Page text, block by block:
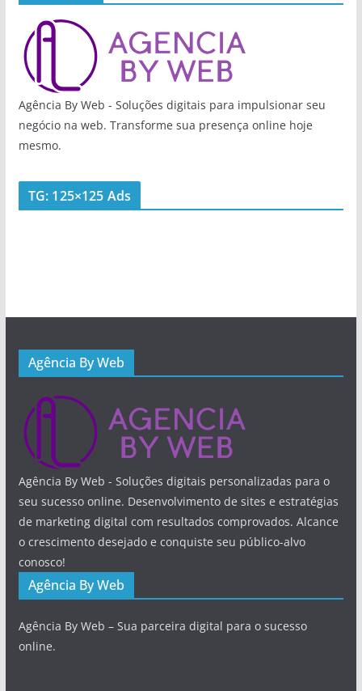
Agência By Web - Soluções digitais para impulsionar seu
negócio na web. Transforme sua presença online hoje
mesmo.
TG: 125×125 Ads
Agência By Web
Agência By Web - Soluções digitais personalizadas para o
seu sucesso online. Desenvolvimento de sites e estratégias
de marketing digital com resultados comprovados. Alcance
o crescimento desejado e conquiste seu público-alvo
conosco!
Agência By Web
Agência By Web – Sua parceira digital para o sucesso
online.